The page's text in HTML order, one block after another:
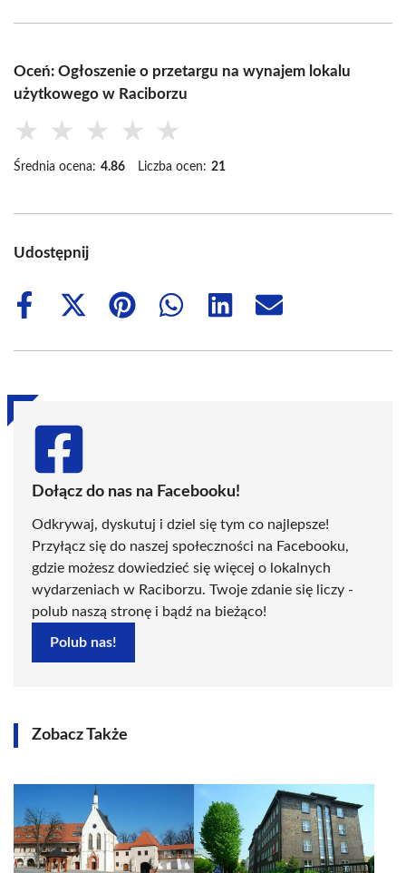
Oceń: Ogłoszenie o przetargu na wynajem lokalu
użytkowego w Raciborzu
★ ★ ★ ★ ★
Średnia ocena: 4.86 Liczba ocen: 21
Udostępnij
Share
Share
(Twitter)
Share
Share
Share
Share
Dołącz do nas na Facebooku!
Odkrywaj, dyskutuj i dziel się tym co najlepsze!
Przyłącz się do naszej społeczności na Facebooku,
gdzie możesz dowiedzieć się więcej o lokalnych
wydarzeniach w Raciborzu. Twoje zdanie się liczy -
polub naszą stronę i bądź na bieżąco!
Polub nas!
Zobacz Także